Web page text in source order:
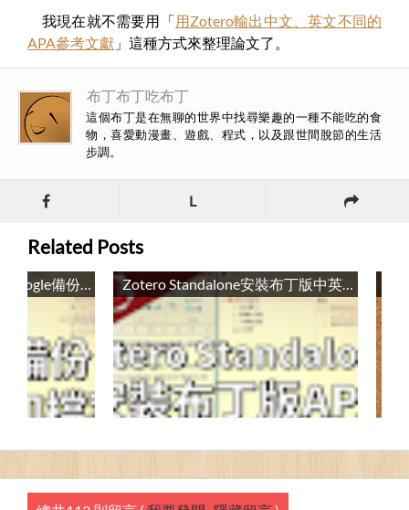
我現在就不需要用「用Zotero輸出中文、英文不同的
APA參考文獻 」這種方式來整理論文了。
布丁布丁吃布丁
這個布丁是在無聊的世界中找尋樂趣的一種不能吃的食
物，喜愛動漫畫、遊戲、程式，以及跟世間脫節的生活
步調。
L
Related Posts
Zotero的空間不足？用Google備份Zotero的附加檔案 / Backup Your Zotero Attachment Files with Google Backup and Sync Zotero Standalone安裝布丁版中英APA引用樣式 / Install Pulipuli Chinese & English APA Style in Zotero Standalone